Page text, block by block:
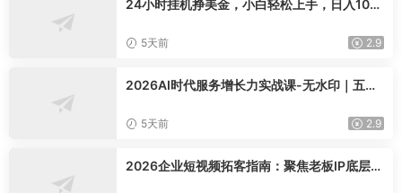
24小时挂机挣美金，小白轻松上手，日入100
5天前 2.9
2026AI时代服务增长力实战课-无水印｜五力
卷实现长效业绩增长
5天前 2.9
2026企业短视频拓客指南：聚焦老板IP底层逻